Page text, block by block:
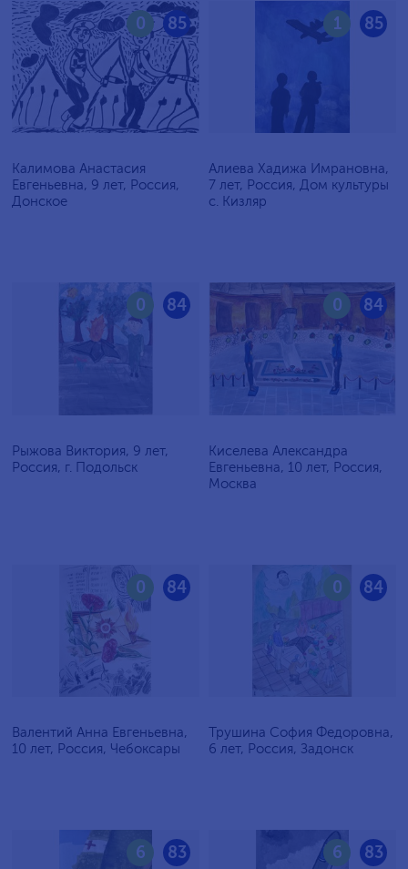
85
0
Калимова Анастасия
Евгеньевна, 9 лет, Россия,
Донское
85
1
Алиева Хадижа Имрановна,
7 лет, Россия, Дом культуры
с. Кизляр
84
0
Рыжова Виктория, 9 лет,
Россия, г. Подольск
84
0
Киселева Александра
Евгеньевна, 10 лет, Россия,
Москва
84
0
Валентий Анна Евгеньевна,
10 лет, Россия, Чебоксары
84
0
Трушина София Федоровна,
6 лет, Россия, Задонск
83
6 83
6